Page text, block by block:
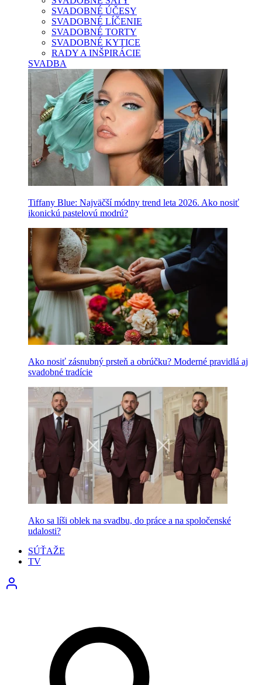
SVADOBNÉ ÚČESY
SVADOBNÉ LÍČENIE
SVADOBNÉ TORTY
SVADOBNÉ KYTICE
RADY A INŠPIRÁCIE
SVADBA
Tiffany Blue: Najväčší módny trend leta 2026. Ako nosiť
ikonickú pastelovú modrú?
Ako nosiť zásnubný prsteň a obrúčku? Moderné pravidlá aj
svadobné tradície
Ako sa líši oblek na svadbu, do práce a na spoločenské
udalosti?
SÚŤAŽE
TV